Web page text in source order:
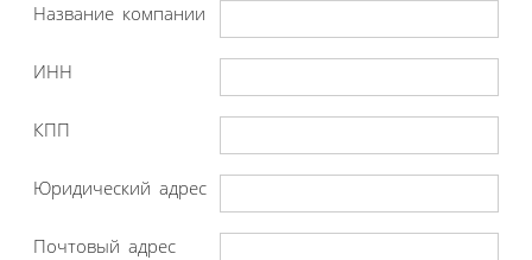
Название компании
ИНН
КПП
Юридический адрес
Почтовый адрес